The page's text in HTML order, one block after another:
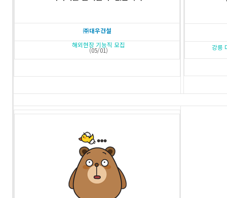
㈜대우건설
해외현장 기능직 모집
(05/01) 강릉